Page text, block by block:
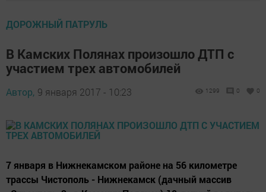
ДОРОЖНЫЙ ПАТРУЛЬ
В Камских Полянах произошло ДТП с
участием трех автомобилей
Автор, 9 января 2017 - 10:23 1299 0 0
7 января в Нижнекамском районе на 56 километре
трассы Чистополь - Нижнекамск (дачный массив